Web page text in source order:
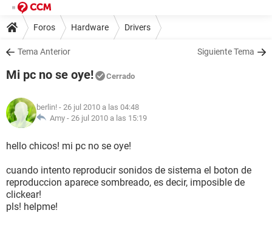
Foros Hardware Drivers
Tema Anterior Siguiente Tema
Mi pc no se oye! Cerrado
berlin! - 26 jul 2010 a las 04:48
Amy - 26 jul 2010 a las 15:19
hello chicos! mi pc no se oye!
cuando intento reproducir sonidos de sistema el boton de
reproduccion aparece sombreado, es decir, imposible de
clickear!
pls! helpme!